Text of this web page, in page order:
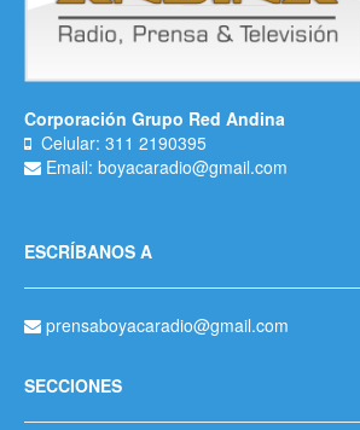
Corporación Grupo Red Andina
Celular: 311 2190395
Email: boyacaradio@gmail.com
ESCRÍBANOS A
prensaboyacaradio@gmail.com
SECCIONES